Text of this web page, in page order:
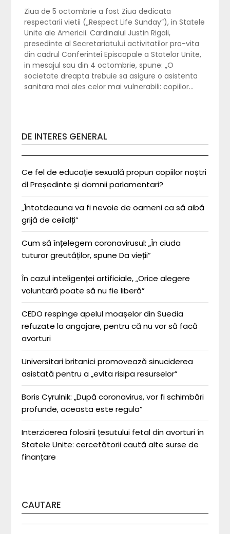
Ziua de 5 octombrie a fost Ziua dedicata
respectarii vietii („Respect Life Sunday”), in Statele
Unite ale Americii. Cardinalul Justin Rigali,
presedinte al Secretariatului activitatilor pro-vita
din cadrul Conferintei Episcopale a Statelor Unite,
in mesajul sau din 4 octombrie, spune: „O
societate dreapta trebuie sa asigure o asistenta
sanitara mai ales celor mai vulnerabili: copiilor…
DE INTERES GENERAL
Ce fel de educație sexuală propun copiilor noștri
dl Președinte și domnii parlamentari?
„Întotdeauna va fi nevoie de oameni ca să aibă
grijă de ceilalți”
Cum să înțelegem coronavirusul: „În ciuda
tuturor greutăților, spune Da vieții”
În cazul inteligenței artificiale, „Orice alegere
voluntară poate să nu fie liberă”
CEDO respinge apelul moașelor din Suedia
refuzate la angajare, pentru că nu vor să facă
avorturi
Universitari britanici promovează sinuciderea
asistată pentru a „evita risipa resurselor”
Boris Cyrulnik: „După coronavirus, vor fi schimbări
profunde, aceasta este regula”
Interzicerea folosirii țesutului fetal din avorturi în
Statele Unite: cercetătorii caută alte surse de
finanțare
CAUTARE